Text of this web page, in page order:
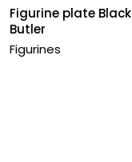
Figurine plate Black
Butler
Figurines